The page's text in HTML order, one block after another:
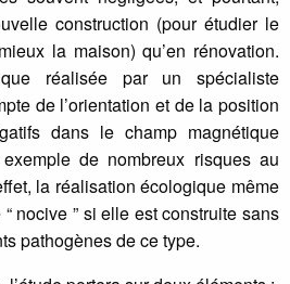
construction (pour étudier le
la maison) qu’en rénovation.
réalisée par un spécialiste
de l’orientation et de la position
dans le champ magnétique
de nombreux risques au
la réalisation écologique même
nocive ” si elle est construite sans
pathogènes de ce type.